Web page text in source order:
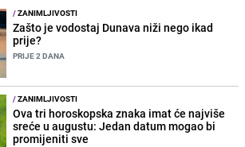
/ZANIMLJIVOSTI
Zašto je vodostaj Dunava niži nego ikad
prije?
PRIJE 2 DANA
/ZANIMLJIVOSTI
Ova tri horoskopska znaka imat će najviše
sreće u augustu: Jedan datum mogao bi
promijeniti sve